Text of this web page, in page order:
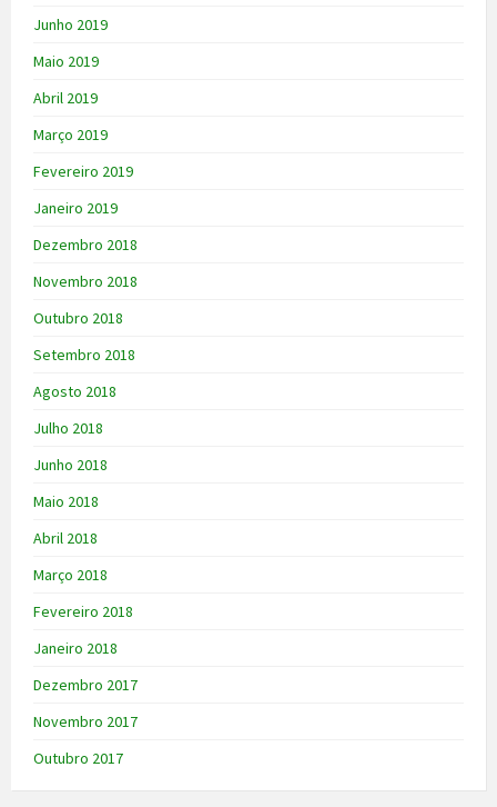
Junho 2019
Maio 2019
Abril 2019
Março 2019
Fevereiro 2019
Janeiro 2019
Dezembro 2018
Novembro 2018
Outubro 2018
Setembro 2018
Agosto 2018
Julho 2018
Junho 2018
Maio 2018
Abril 2018
Março 2018
Fevereiro 2018
Janeiro 2018
Dezembro 2017
Novembro 2017
Outubro 2017